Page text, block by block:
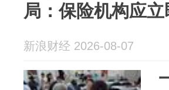
局：保险机构应
新浪财经 2026-08-07